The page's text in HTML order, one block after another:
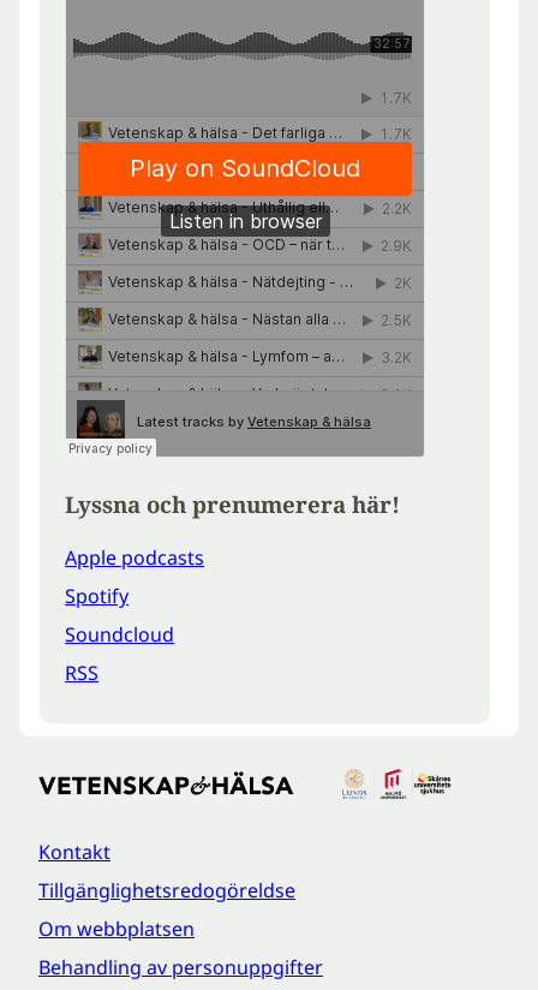
Lyssna och prenumerera här!
Apple podcasts
Spotify
Soundcloud
RSS
Kontakt
Tillgänglighetsredogöreldse
Om webbplatsen
Behandling av personuppgifter